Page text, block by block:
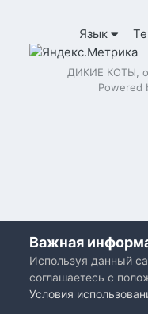
Язык
ДИКИЕ КОТЫ,
Powered
Важная
Используя данный
соглашаетесь с
Условия